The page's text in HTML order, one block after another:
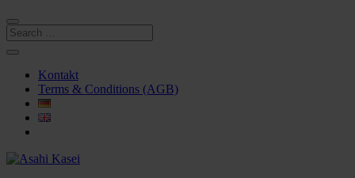
Kontakt
Terms & Conditions (AGB)